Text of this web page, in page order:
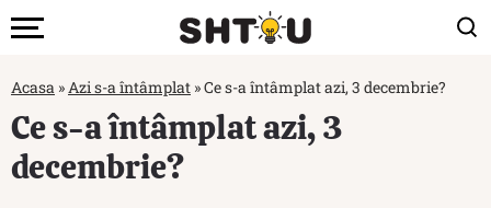
Acasa »Azi s-a întâmplat »Ce s-a întâmplat azi, 3 decembrie?
Ce s-a întâmplat azi, 3
decembrie?